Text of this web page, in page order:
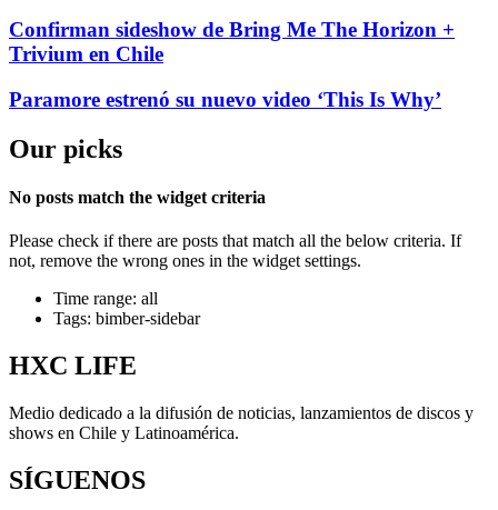
Confirman sideshow de Bring Me The Horizon +
Trivium en Chile
Paramore estrenó su nuevo video ‘This Is Why’
Our picks
No posts match the widget criteria
Please check if there are posts that match all the below criteria. If
not, remove the wrong ones in the widget settings.
Time range: all
Tags: bimber-sidebar
HXC LIFE
Medio dedicado a la difusión de noticias, lanzamientos de discos y
shows en Chile y Latinoamérica.
SÍGUENOS